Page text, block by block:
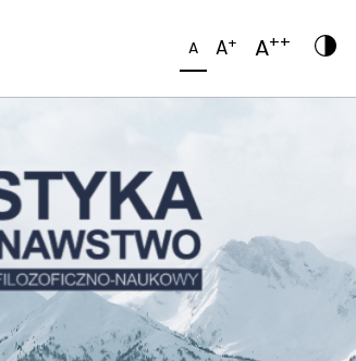
A A+ A++